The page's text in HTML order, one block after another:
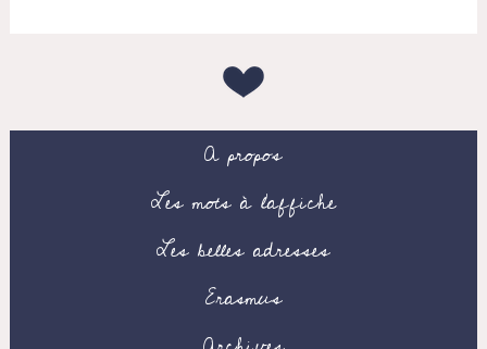
A propos
Les mots à l’affiche
Les belles adresses
Erasmus